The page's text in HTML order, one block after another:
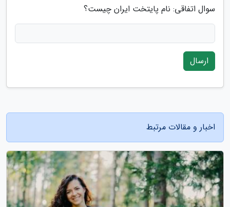
سوال اتفاقی: نام پایتخت ایران چیست؟
ارسال
اخبار و مقالات مرتبط